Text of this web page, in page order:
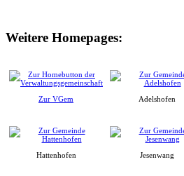
Weitere Homepages:
Zur VGem Adelshofen
Hattenhofen Jesenwang